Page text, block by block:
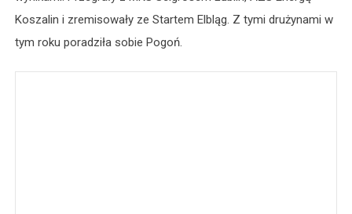
Koszalin i zremisowały ze Startem Elbląg. Z tymi drużynami w
tym roku poradziła sobie Pogoń.